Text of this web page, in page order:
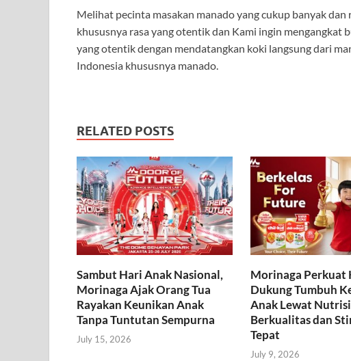
Melihat pecinta masakan manado yang cukup banyak
khususnya rasa yang otentik dan Kami ingin mengangkat
yang otentik dengan mendatangkan koki langsung dari
Indonesia khususnya manado.
RELATED POSTS
Sambut Hari Anak Nasional,
Morinaga Ajak Orang Tua
Rayakan Keunikan Anak
Tanpa Tuntutan Sempurna
July 15, 2026
Morinaga Perkuat
Dukung Tumbuh
Anak Lewat Nutrisi
Berkualitas dan
Tepat
July 9, 2026